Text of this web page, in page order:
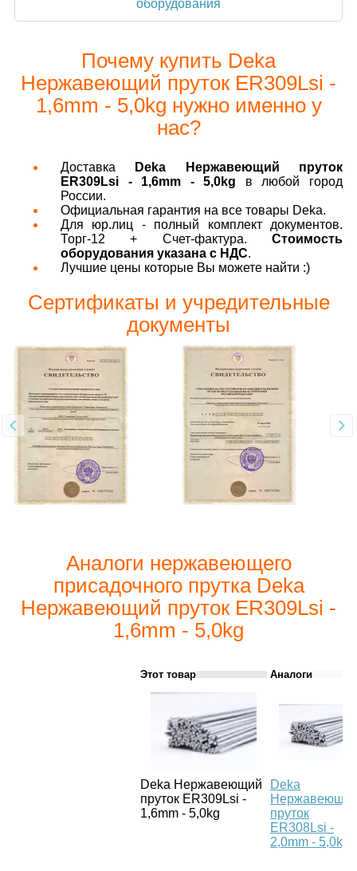
оборудования
Почему купить Deka
Нержавеющий пруток ER309Lsi -
1,6mm - 5,0kg нужно именно у
нас?
Доставка
Deka Нержавеющий пруток
ER309Lsi - 1,6mm - 5,0kg в любой город
России.
Официальная гарантия на все товары Deka.
Для юр.лиц - полный комплект документов.
Торг-12 + Счет-фактура. Стоимость
оборудования указана с НДС.
Лучшие цены которые Вы можете найти :)
Сертификаты и учредительные
документы
Аналоги нержавеющего
присадочного прутка Deka
Нержавеющий пруток ER309Lsi -
1,6mm - 5,0kg
Этот товар Аналоги
Deka Нержавеющий
пруток ER309Lsi -
1,6mm - 5,0kg
Deka
пруток
ER308Lsi -
2,0mm - 5,0kg